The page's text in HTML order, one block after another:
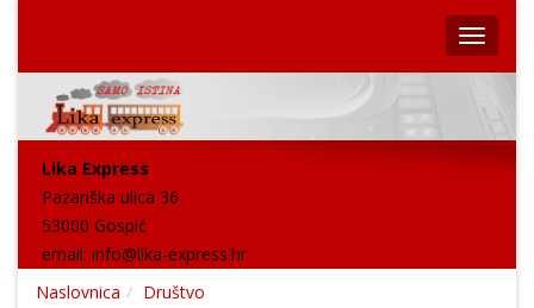
Lika Express
Pazariška ulica 36
53000 Gospić
email: info@lika-express.hr
Naslovnica
Društvo